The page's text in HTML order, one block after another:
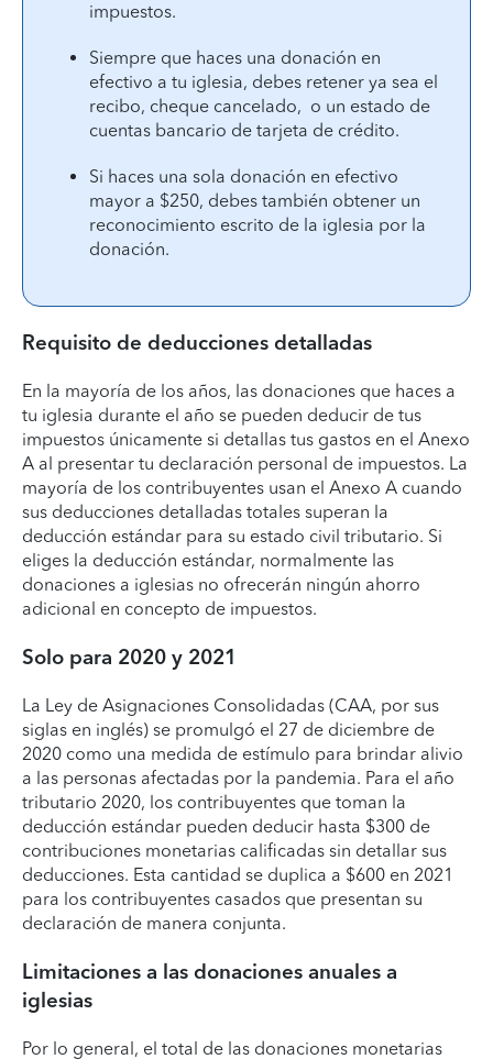
impuestos.
Siempre que haces una donación en
efectivo a tu iglesia, debes retener ya sea el
recibo, cheque cancelado, o un estado de
cuentas bancario de tarjeta de crédito.
Si haces una sola donación en efectivo
mayor a $250, debes también obtener un
reconocimiento escrito de la iglesia por la
donación.
Requisito de deducciones detalladas
En la mayoría de los años, las donaciones que haces a
tu iglesia durante el año se pueden deducir de tus
impuestos únicamente si detallas tus gastos en el Anexo
A al presentar tu declaración personal de impuestos. La
mayoría de los contribuyentes usan el Anexo A cuando
sus deducciones detalladas totales superan la
deducción estándar para su estado civil tributario. Si
eliges la deducción estándar, normalmente las
donaciones a iglesias no ofrecerán ningún ahorro
adicional en concepto de impuestos.
Solo para 2020 y 2021
La Ley de Asignaciones Consolidadas (CAA, por sus
siglas en inglés) se promulgó el 27 de diciembre de
2020 como una medida de estímulo para brindar alivio
a las personas afectadas por la pandemia. Para el año
tributario 2020, los contribuyentes que toman la
deducción estándar pueden deducir hasta $300 de
contribuciones monetarias calificadas sin detallar sus
deducciones. Esta cantidad se duplica a $600 en 2021
para los contribuyentes casados que presentan su
declaración de manera conjunta.
Limitaciones a las donaciones anuales a
iglesias
Por lo general, el total de las donaciones monetarias